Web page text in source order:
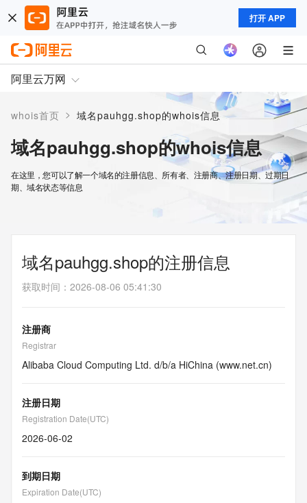
打开 APP
阿里云万网
whois首页 > 域名pauhgg.shop的whois信息
域名pauhgg.shop的whois信息
在这里，您可以了解一个域名的注册信息、所有者、注册商、注册日期、过期日
期、域名状态等信息
域名pauhgg.shop的注册信息
获取时间 ： 2026-08-06 05:41:30
注册商
Registrar
Alibaba Cloud Computing Ltd. d/b/a HiChina (www.net.cn)
注册日期
Registration Date(UTC)
2026-06-02
到期日期
Expiration Date(UTC)